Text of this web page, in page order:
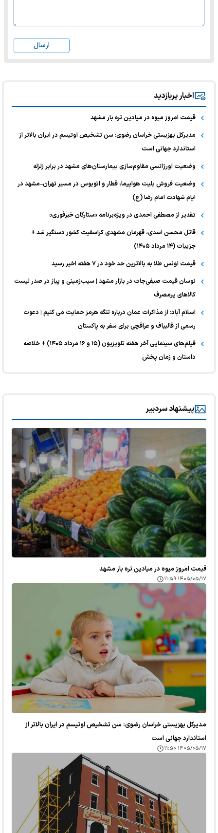
ارسال
اخبار پربازدید
قیمت امروز میوه در میادین تره بار مشهد
مدیرکل بهزیستی خراسان رضوی: سن تشخیص اوتیسم در ایران بالاتر از
استاندارد جهانی است
وضعیت اورژانسی مقاوم‌سازی بیمارستان‌های مشهد در برابر زلزله
وضعیت فروش بلیت هواپیما، قطار و اتوبوس در مسیر تهران–مشهد در
ایام شهادت امام رضا (ع)
تقدیر از مصطفی احمدی در ویژه‌برنامه «ستارگان خبرفوری»
قاتل محسن اسدی، قهرمان مشهدی کراسفیت کشور دستگیر شد +
جزییات (۱۴ مرداد ۱۴۰۵)
قیمت اونس طلا به بالاترین حد خود در ۷ هفته اخیر رسید
نوسان قیمت صیفی‌جات در بازار مشهد | سیب‌زمینی و پیاز در صدر لیست
کالا‌های پرمصرف
اسلام آباد: از مذاکرات عمان درباره تنگه هرمز حمایت می کنیم | دعوت
رسمی از قالیباف و عراقچی برای سفر به پاکستان
فیلم‌های سینمایی آخر هفته تلویزیون (۱۵ و ۱۶ مرداد ۱۴۰۵) + خلاصه
داستان و زمان پخش
پیشنهاد سردبیر
قیمت امروز میوه در میادین تره بار مشهد
۱۴۰۵/۰۵/۱۷ ۱۱:۵۹
مدیرکل بهزیستی خراسان رضوی: سن تشخیص اوتیسم در ایران بالاتر از
استاندارد جهانی است
۱۴۰۵/۰۵/۱۷ ۱۱:۵۰